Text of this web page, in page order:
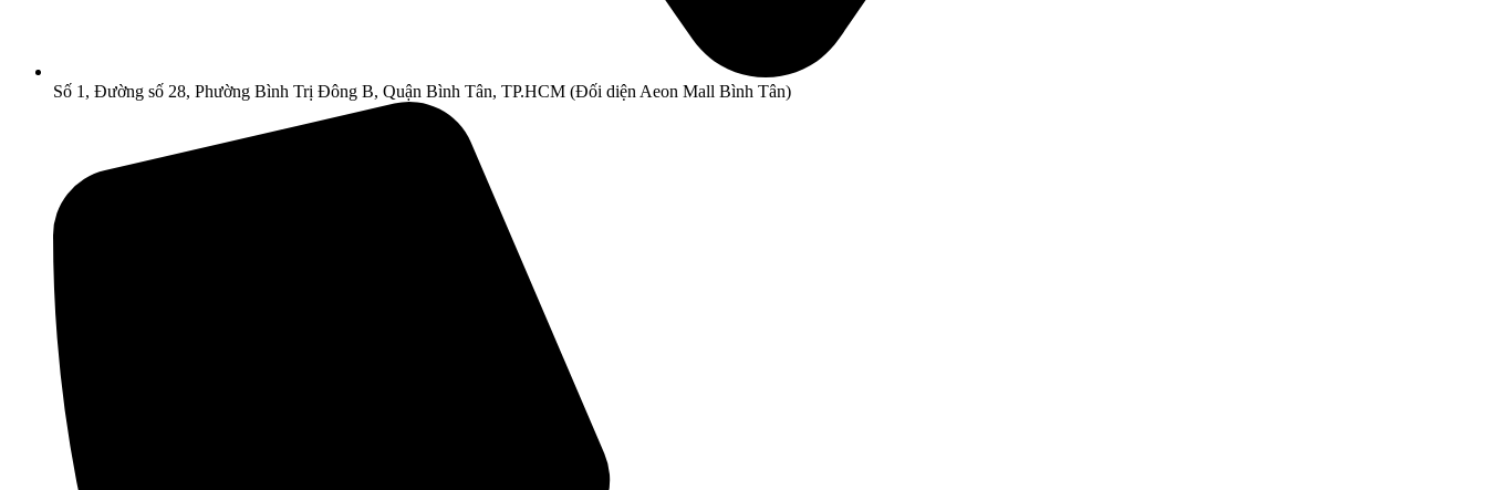
Số 1, Đường số 28, Phường Bình Trị Đông B, Quận Bình Tân, TP.HCM (Đối diện Aeon Mall Bình Tân)